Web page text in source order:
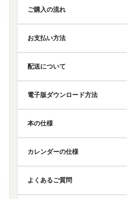
ご購入の流れ
お支払い方法
配送について
電子版ダウンロード方法
本の仕様
カレンダーの仕様
よくあるご質問